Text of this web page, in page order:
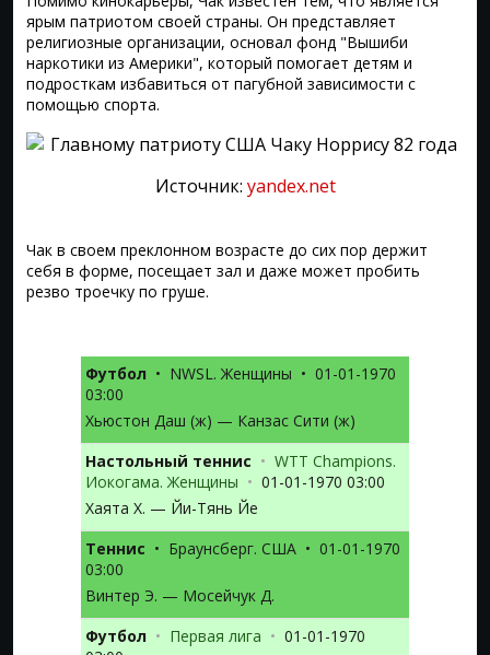
ярым патриотом своей страны. Он представляет
религиозные организации, основал фонд "Вышиби
наркотики из Америки", который помогает детям и
подросткам избавиться от пагубной зависимости с
помощью спорта.
Источник: yandex.net
Чак в своем преклонном возрасте до сих пор держит
себя в форме, посещает зал и даже может пробить
резво троечку по груше.
Футбол • NWSL. Женщины • 01-01-1970
03:00
Хьюстон Даш (ж) — Канзас Сити (ж)
Настольный теннис • WTT Champions.
Иокогама. Женщины • 01-01-1970 03:00
Хаята Х. — Йи-Тянь Йе
Теннис • Браунсберг. США • 01-01-1970
03:00
Винтер Э. — Мосейчук Д.
Футбол • Первая лига • 01-01-1970